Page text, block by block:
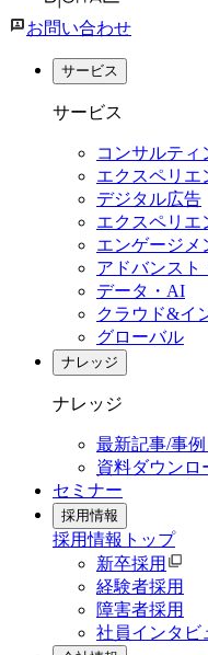
お問い合わせ
サービス
サービス
コンサルティ
エクスペリエ
デジタル広告
エクスペリエ
エンゲージメ
アドバンスト
データ・AI
クラウド&イ
グローバル
ナレッジ
ナレッジ
最新記事/事
資料ダウンロ
セミナー
採用情報
採用情報 トップ
新卒採用
経験者採用
障害者採用
社員インタビ